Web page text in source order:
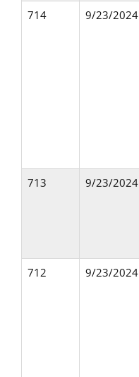
714
9/23/2024
713
9/23/2024
712
9/23/2024